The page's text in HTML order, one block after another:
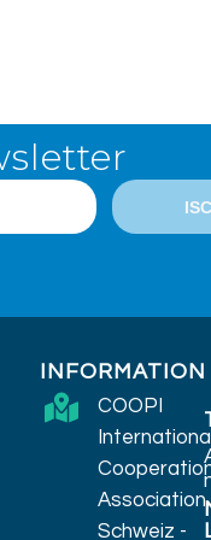
INFORMATION
COOPI
International
Association,
Schweiz -